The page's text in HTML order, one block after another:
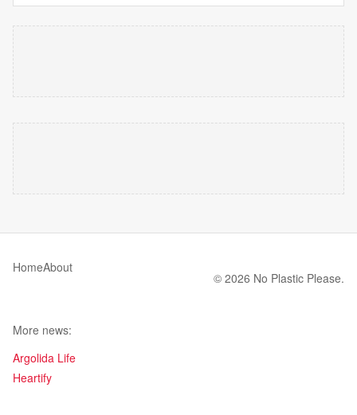
HomeAbout
© 2026 No Plastic Please.
More news:
Argolida Life
Heartify